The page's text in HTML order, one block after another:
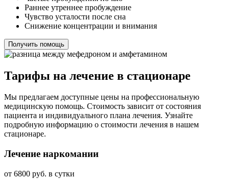
Раннее утреннее пробуждение
Чувство усталости после сна
Снижение концентрации и внимания
Получить помощь
Тарифы на лечение в стационаре
Мы предлагаем доступные цены на профессиональную
медицинскую помощь. Стоимость зависит от состояния
пациента и индивидуального плана лечения. Узнайте
подробную информацию о стоимости лечения в нашем
стационаре.
Лечение наркомании
от 6800 руб. в сутки